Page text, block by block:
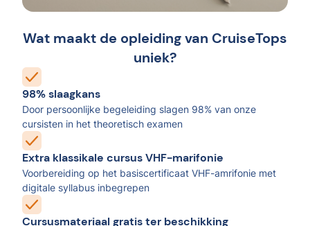
Wat maakt de opleiding van CruiseTops
uniek?
98% slaagkans
Door persoonlijke begeleiding slagen 98% van onze
cursisten in het theoretisch examen
Extra klassikale cursus VHF-marifonie
Voorbereiding op het basiscertificaat VHF-amrifonie met
digitale syllabus inbegrepen
Cursusmateriaal gratis ter beschikking